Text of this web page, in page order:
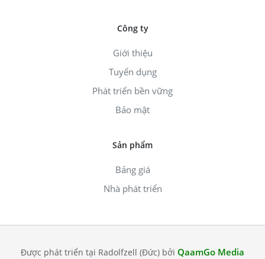
Công ty
Giới thiệu
Tuyển dụng
Phát triển bền vững
Bảo mật
Sản phẩm
Bảng giá
Nhà phát triển
Được phát triển tại Radolfzell (Đức) bởi QaamGo Media